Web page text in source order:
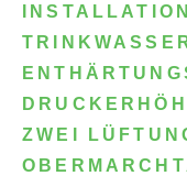
ZWEI